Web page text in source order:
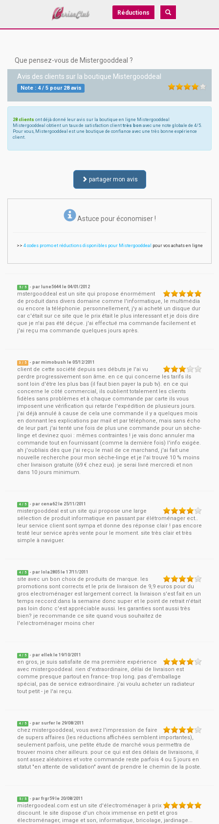
Réductions
Que pensez-vous de Mistergooddeal ?
Avis des clients sur la boutique Mistergooddeal
Note : 4/ 5pour 28avis
28 clients ont déjà donné leur avis sur la boutique en ligne Mistergooddeal
Mistergooddeal obtient un taux de satisfaction client très bon avec une note globale de 4/5.
Pour vous, Mistergooddeal est une boutique de confiance avec une très bonne expérience
client.
partager mon avis
Astuce pour économiser !
>> 4 codes promo et réductions disponibles pour Mistergooddeal pour vos achats en ligne
5 / 5 - par lune5644 le04/01/2012
mstergooddeal est un site qui propose énormément
de produit dans divers domaine comme l'informatique, le multimédia
ou encore la téléphonie. personnellement, j'y ai acheté un disque dur
car c'était sur ce site que le prix était le plus interessant et je dois dire
que je n'ai pas été déçue. j'ai effectué ma commande facilement et
j'ai reçu ma commande quelques jours après.
3 / 5 - parmimobush le05/12/2011
client de cette société depuis ses débuts je l'ai vu
perdre progressivement son âme. en ce qui concerne les tarifs ils
sont loin d'être les plus bas (il faut bien payer la pub tv). en ce qui
concerne le côté commercial, ils oublient totalement les clients
fidèles sans problèmes et à chaque commande par carte ils vous
imposent une vérification qui retarde l'expédition de plusieurs jours.
j'ai déjà annulé à cause de cela une commande il y a quelques mois
en donnant les explications par mail et par téléphone, mais sans écho
de leur part. j'ai tenté une fois de plus une commande pour un sèche-
linge et devinez quoi : mêmes contraintes ! je vais donc annuler ma
commande tout en fournissant (comme la dernière fois) l'info exigée.
ah j'oubliais dès que j'ai reçu le mail de ce marchand, j'ai fait une
nouvelle recherche pour mon sèche-linge et je l'ai trouvé 10 % moins
cher livraison gratuite (69 € chez eux). je serai livré mercredi et non
dans 10 jours minimum.
4 / 5 - parcena62 le 25/11/2011
mistergooddeal est un site qui propose une large
sélection de produit informatique en passant par élétroménager ect..
leur service client sont sympa et donne des réponse clair ! pas encore
testé leur service après vente pour le moment. site très clair et très
simple à naviguer.
4 / 5 - par lola2805 le17/11/2011
site avec un bon choix de produits de marque. les
promotions sont corrects et le prix de livraison de 9,9 euros pour du
gros electroménager est largement correct. la livraison s'est fait en un
temps reccord:dans la semaine donc super et le point de retrait n'était
pas loin donc c'est appréciable aussi. les garanties sont aussi très
bien? je recommande ce site quand vous souhaitez de
l'electroménager moins cher
4 / 5 - parellek le19/10/2011
en gros, je suis satisfaite de ma première expérience
avec mistergooddeal. rien d'extraordinaire, délai de livraison est
comme presque partout en france- trop long. pas d'emballage
spécial, pas de service extraordinaire. j'ai voulu acheter un radiateur
tout petit - je l'ai reçu.
4 / 5 - par surfer le 29/08/2011
chez mistergooddeal, vous avez l'impression de faire
de supers affaires (les réductions affichées semblent importantes),
seulement parfois, une petite étude de marché vous permettra de
trouver moins cher ailleurs. pour ce qui est des délais de livraisons, il
sont assez aléatoires et votre commande reste parfois 4 ou 5 jours en
statut "en attente de validation" avant de prendre le chemin de la poste.
5 / 5 - parfrgr59 le 20/08/2011
mistergoodeal.com est un site d'électroménager à prix
discount. le site dispose d'un choix immense en petit et gros
électroménager, image et son, informatique, bricolage, jardinage...